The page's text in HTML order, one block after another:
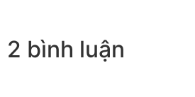
2 bình luận